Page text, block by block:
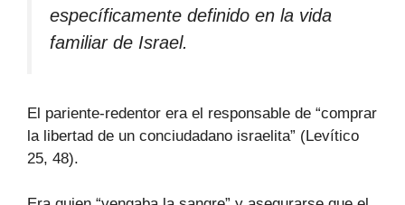
específicamente definido en la vida
familiar de Israel.
El pariente-redentor era el responsable de “comprar
la libertad de un conciudadano israelita” (Levítico
25, 48).